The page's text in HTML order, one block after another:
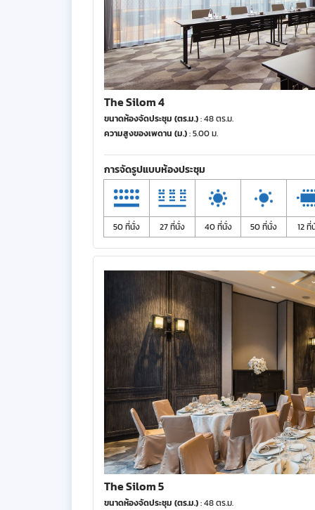
The Silom 4
ขนาดห้องจัดประชุม (ตร.ม.): 48 ตร.ม.
ความสูงของเพดาน (ม.): 5.00 ม.
การจัดรูปแบบห้องประชุม
50 ที่นั่ง 27 ที่นั่ง 40 ที่นั่ง 50 ที่นั่ง 12 ที่
The Silom 5
ขนาดห้องจัดประชุม (ตร.ม.): 48 ตร.ม.